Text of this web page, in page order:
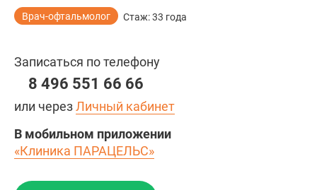
Врач-офтальмолог Стаж: 33 года
Записаться по телефону
8 496 551 66 66
или черезЛичный кабинет
В мобильном приложении
«Клиника ПАРАЦЕЛЬС»